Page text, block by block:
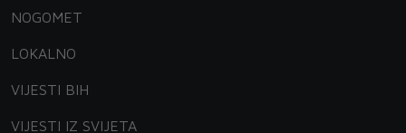
NOGOMET
LOKALNO
VIJESTI BIH
VIJESTI IZ SVIJETA